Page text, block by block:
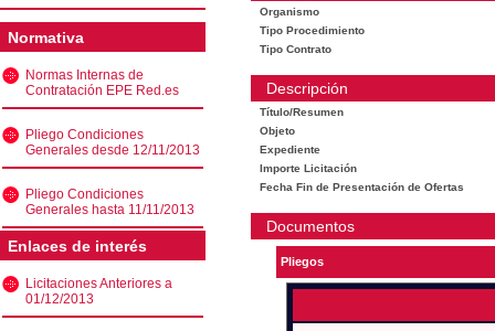
Normativa
Normas Internas de
Contratación EPE Red.es
Pliego Condiciones
Generales desde 12/11/2013
Pliego Condiciones
Generales hasta 11/11/2013
Enlaces de interés
Licitaciones Anteriores a
01/12/2013
Organismo
Tipo Procedimiento
Tipo Contrato
Descripción
Título/Resumen
Objeto
Expediente
Importe Licitación
Fecha Fin de Presentación de Ofertas
Documentos
Pliegos